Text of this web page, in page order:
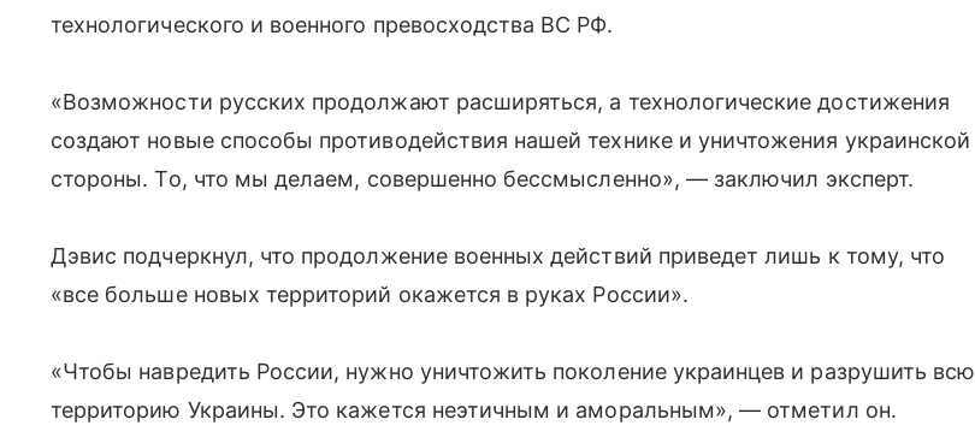
технологического и военного превосходства ВС РФ.
«Возможности русских продолжают расширяться, а технологические достижения
создают новые способы противодействия нашей технике и уничтожения украинской
стороны. То, что мы делаем, совершенно бессмысленно», — заключил эксперт.
Дэвис подчеркнул, что продолжение военных действий приведет лишь к тому, что
«все больше новых территорий окажется в руках России».
«Чтобы навредить России, нужно уничтожить поколение украинцев и разрушить всю
территорию Украины. Это кажется неэтичным и аморальным», — отметил он.